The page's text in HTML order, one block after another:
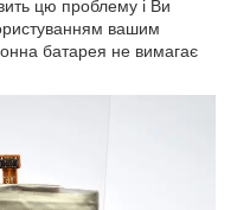
цю проблему і Ви
вашим
батарея не вимагає